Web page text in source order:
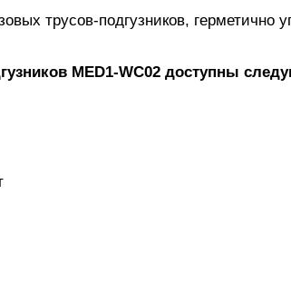
трусов-подгузников, герметично
MED1-WC02 доступны